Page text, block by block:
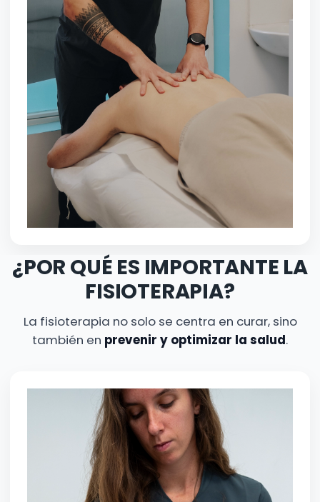
¿POR QUÉ ES IMPORTANTE LA
FISIOTERAPIA?
La fisioterapia no solo se centra en curar, sino
también en prevenir y optimizar la salud.